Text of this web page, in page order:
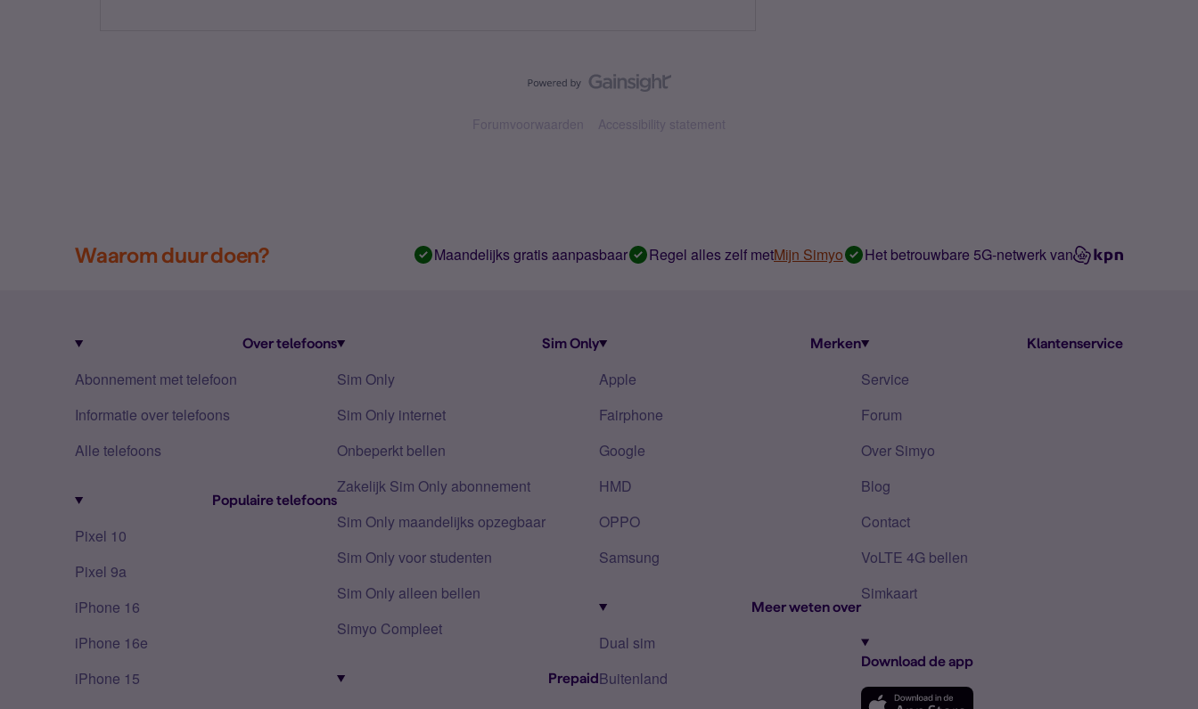
Forumvoorwaarden Accessibility statement
Waarom duur doen? Maandelijks gratis aanpasbaar Regel alles zelf metMijn Simyo Het betrouwbare 5G-netwerk van
Over telefoons
Abonnement met telefoon
Informatie over telefoons
Alle telefoons
Populaire telefoons
Pixel 10
Pixel 9a
iPhone 16
iPhone 16e
iPhone 15
Sim Only
Sim Only
Sim Only internet
Onbeperkt bellen
Zakelijk Sim Only abonnement
Sim Only maandelijks opzegbaar
Sim Only voor studenten
Sim Only alleen bellen
Simyo Compleet
Prepaid
Merken
Apple
Fairphone
Google
HMD
OPPO
Samsung
Meer weten over
Dual sim
Buitenland
Klantenservice
Service
Forum
Over Simyo
Blog
Contact
VoLTE 4G bellen
Simkaart
Download de app